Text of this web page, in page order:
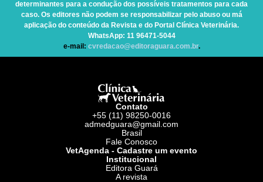
determinantes para a condução dos possíveis tratamentos para cada
caso. Os editores não podem se responsabilizar pelo abuso ou má
aplicação do conteúdo da Revista e do Portal Clínica Veterinária.
WhatsApp: 11 96471-5044
e-mail: cvredacao@editoraguara.com.br.
Contato
+55 (11) 98250-0016
admedguara@gmail.com
Brasil
Fale Conosco
VetAgenda - Cadastre um evento
Institucional
Editora Guará
A revista